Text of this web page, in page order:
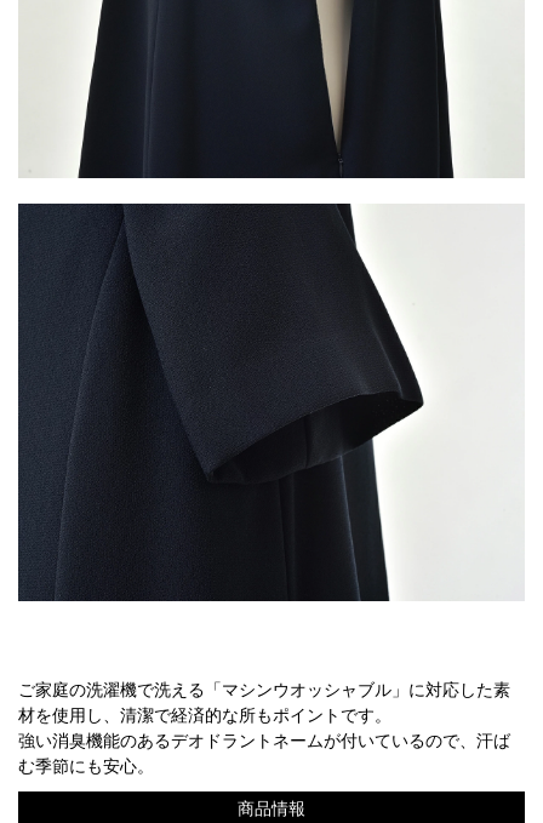
ご家庭の洗濯機で洗える「マシンウオッシャブル」に対応した素
材を使用し、清潔で経済的な所もポイントです。
強い消臭機能のあるデオドラントネームが付いているので、汗ば
む季節にも安心。
商品情報